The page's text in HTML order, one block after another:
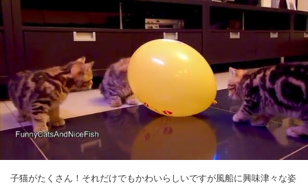
子猫がたくさん！それだけでもかわいらしいですが風船に興味津々な姿